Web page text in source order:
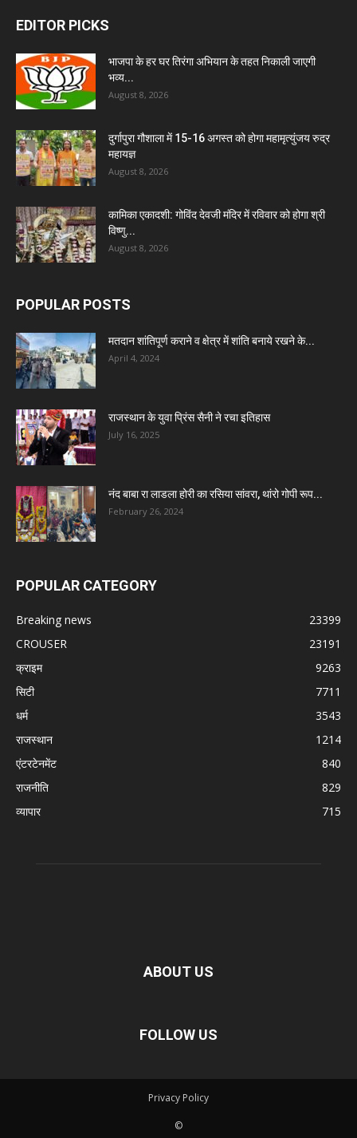
EDITOR PICKS
भाजपा के हर घर तिरंगा अभियान के तहत निकाली जाएगी
भव्य...
August 8, 2026
दुर्गापुरा गौशाला में 15-16 अगस्त को होगा महामृत्युंजय रुद्र
महायज्ञ
August 8, 2026
कामिका एकादशी: गोविंद देवजी मंदिर में रविवार को होगा श्री
विष्णु...
August 8, 2026
POPULAR POSTS
मतदान शांतिपूर्ण कराने व क्षेत्र में शांति बनाये रखने के...
April 4, 2024
राजस्थान के युवा प्रिंस सैनी ने रचा इतिहास
July 16, 2025
नंद बाबा रा लाडला होरी का रसिया सांवरा, थांरो गोपी रूप...
February 26, 2024
POPULAR CATEGORY
Breaking news
23399
CROUSER
23191
क्राइम
9263
सिटी
7711
धर्म
3543
राजस्थान
1214
एंटरटेनमेंट
840
राजनीति
829
व्यापार
715
ABOUT US
FOLLOW US
Privacy Policy
©